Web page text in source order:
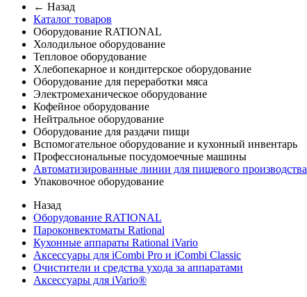
← Назад
Каталог товаров
Оборудование RATIONAL
Холодильное оборудование
Тепловое оборудование
Хлебопекарное и кондитерское оборудование
Оборудование для переработки мяса
Электромеханическое оборудование
Кофейное оборудование
Нейтральное оборудование
Оборудование для раздачи пищи
Вспомогательное оборудование и кухонный инвентарь
Профессиональные посудомоечные машины
Автоматизированные линии для пищевого производства
Упаковочное оборудование
Назад
Оборудование RATIONAL
Пароконвектоматы Rational
Кухонные аппараты Rational iVario
Аксессуары для iCombi Pro и iCombi Classic
Очистители и средства ухода за аппаратами
Аксессуары для iVario®